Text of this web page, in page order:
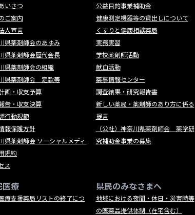
いさつ
ご案内
人宣言
県薬剤師会のあゆみ
県薬剤師会歴代会長
県薬剤師会の組織
県薬剤師会 定款等
画・収支予算
告・収支決算
行動規範
報保護方針
県薬剤師会 ソーシャルメディ
規約
ス
公益目的事業補助金
健康測定機器等の貸出しについて
くすりと健康相談薬局
実務実習
学校薬剤師活動
献血活動
薬事情報センター
調査結果・研究報告書
新しい薬局・薬剤師のあり方に係る
提言
（公社）神奈川県薬剤師会 薬学研
究補助金事業の募集
医療
療支援薬局リストの終了につ
県民のみなさまへ
地域における夜間・休日・災害時等
の医薬品提供体制（在宅含む）